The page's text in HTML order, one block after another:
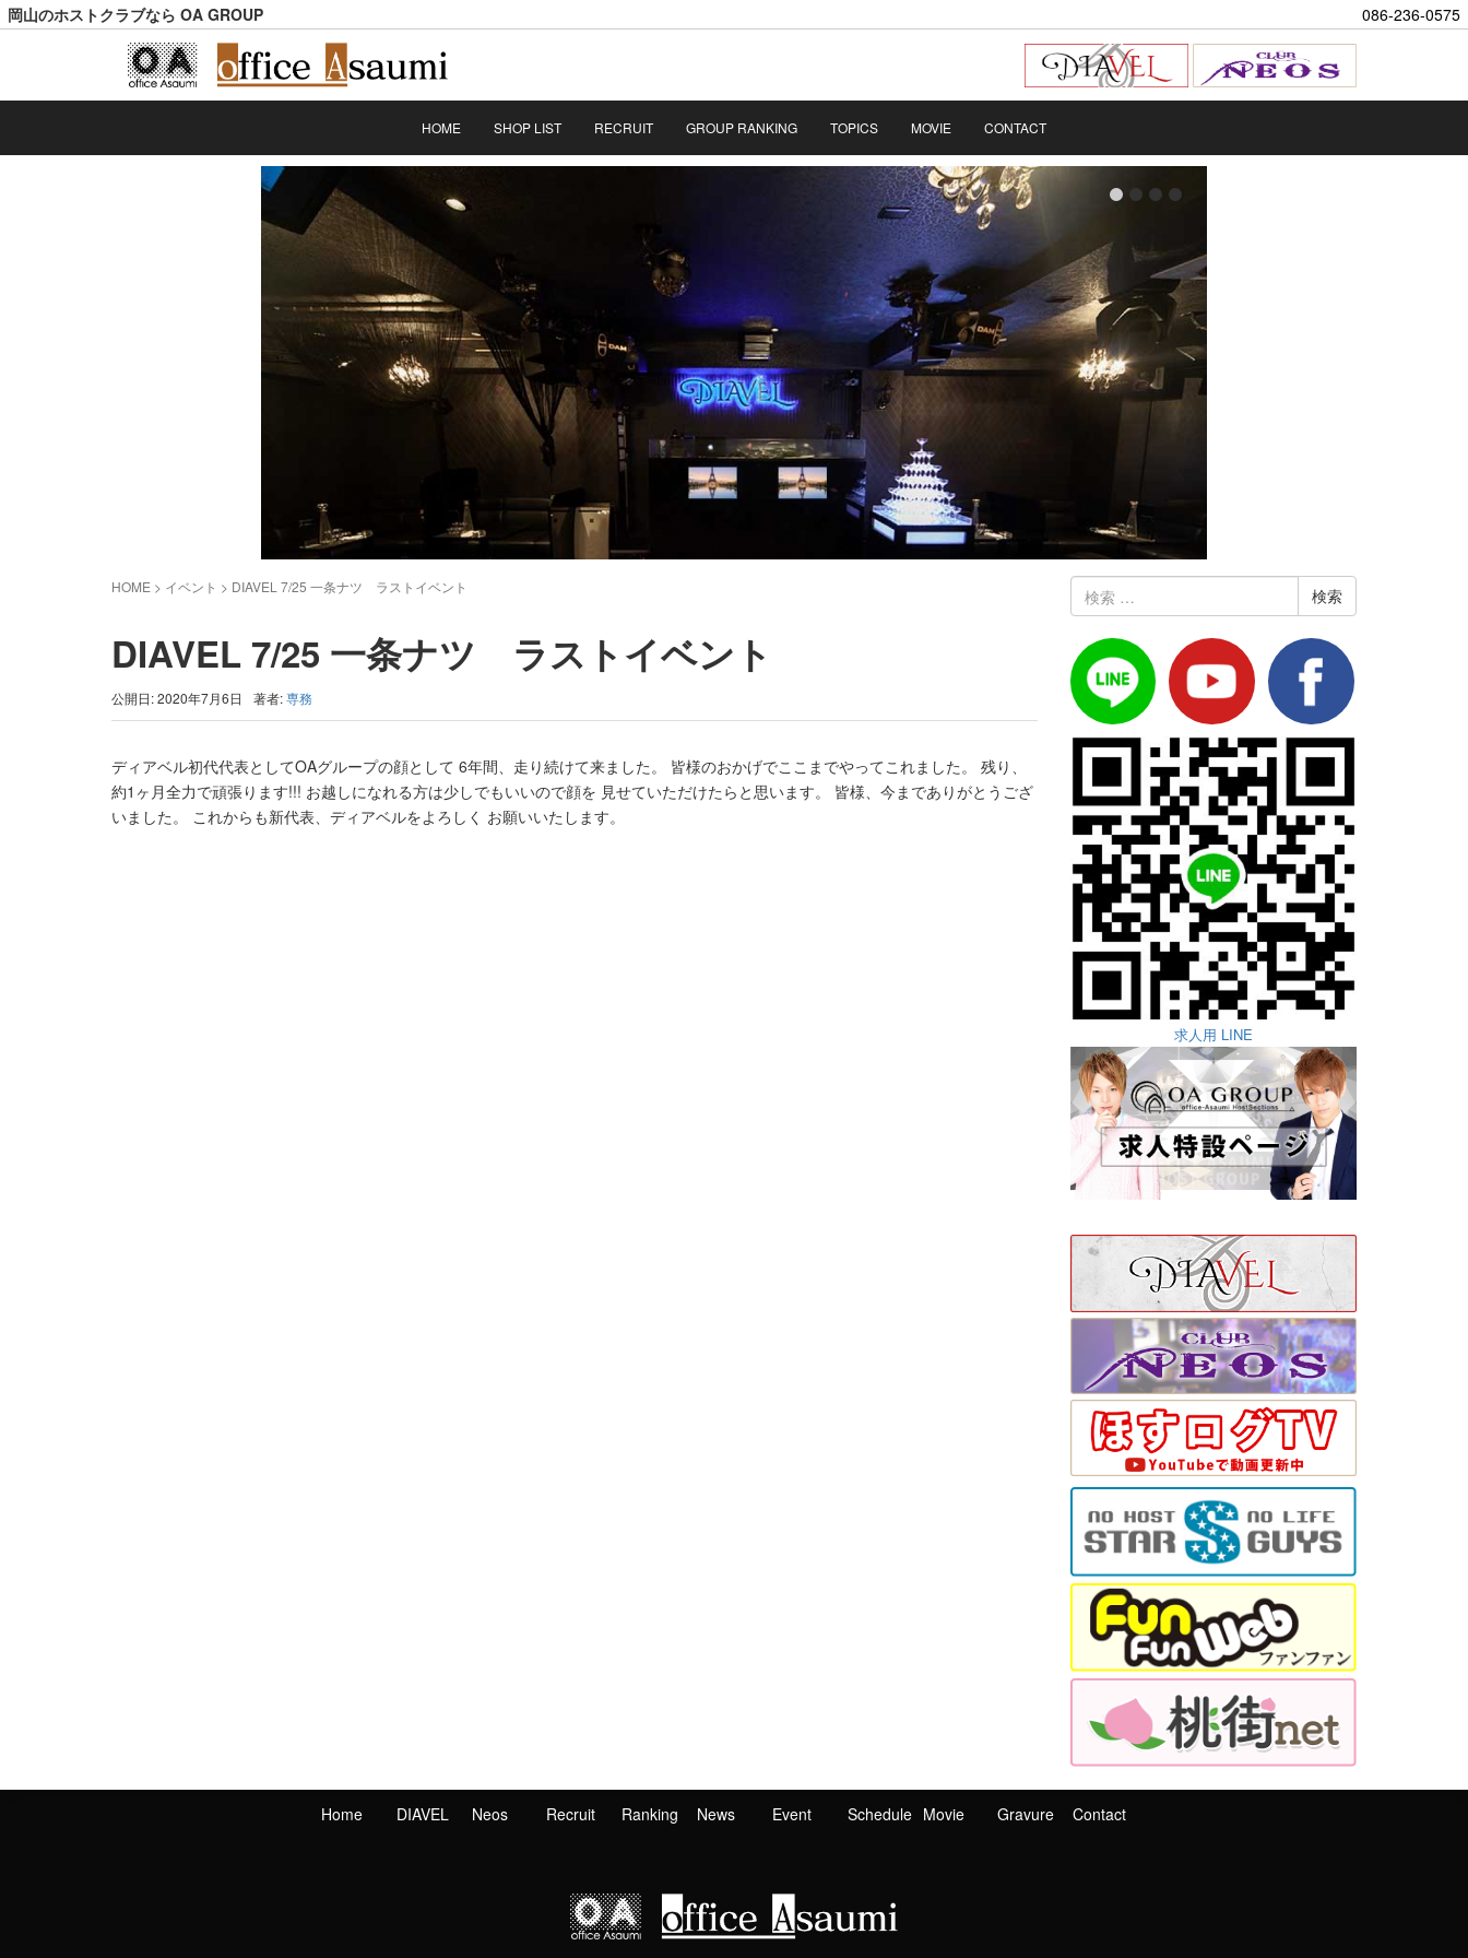
岡山のホストクラブなら OA GROUP 086-236-0575
HOME SHOP LIST RECRUIT GROUP RANKING TOPICS MOVIE CONTACT
HOME > イベント > DIAVEL 7/25 一条ナツ ラストイベント
DIAVEL 7/25 一条ナツ ラストイベント
公開日: 2020年7月6日 著者:専務
ディアベル初代代表としてOAグループの顔として 6年間、走り続けて来ました。 皆様のおかげでここまでやってこれました。 残り、
約1ヶ月全力で頑張ります!!! お越しになれる方は少しでもいいので顔を 見せていただけたらと思います。 皆様、今までありがとうござ
いました。 これからも新代表、ディアベルをよろしく お願いいたします。
索:
求人用 LINE
Home DIAVEL Neos Recruit Ranking News Event Schedule Movie Gravure Contact